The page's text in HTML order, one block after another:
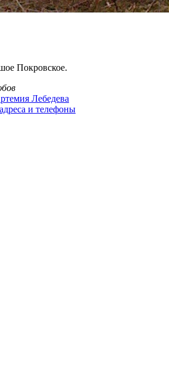
Покровское.
Лебедева
адреса и телефоны